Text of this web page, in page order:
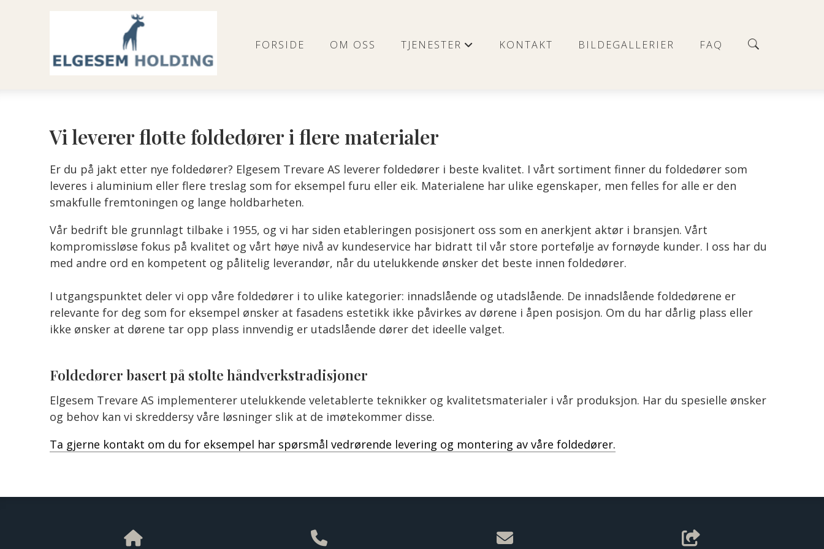
FORSIDE OM OSS TJENESTER KONTAKT BILDEGALLERIER FAQ
Vi leverer flotte foldedører i flere materialer
Er du på jakt etter nye foldedører? Elgesem Trevare AS leverer foldedører i beste kvalitet. I vårt sortiment finner du foldedører som
leveres i aluminium eller flere treslag som for eksempel furu eller eik. Materialene har ulike egenskaper, men felles for alle er den
smakfulle fremtoningen og lange holdbarheten.
Vår bedrift ble grunnlagt tilbake i 1955, og vi har siden etableringen posisjonert oss som en anerkjent aktør i bransjen. Vårt
kompromissløse fokus på kvalitet og vårt høye nivå av kundeservice har bidratt til vår store portefølje av fornøyde kunder. I oss har du
med andre ord en kompetent og pålitelig leverandør, når du utelukkende ønsker det beste innen foldedører.
I utgangspunktet deler vi opp våre foldedører i to ulike kategorier: innadslående og utadslående. De innadslående foldedørene er
relevante for deg som for eksempel ønsker at fasadens estetikk ikke påvirkes av dørene i åpen posisjon. Om du har dårlig plass eller
ikke ønsker at dørene tar opp plass innvendig er utadslående dører det ideelle valget.
Foldedører basert på stolte håndverkstradisjoner
Elgesem Trevare AS implementerer utelukkende veletablerte teknikker og kvalitetsmaterialer i vår produksjon. Har du spesielle ønsker
og behov kan vi skreddersy våre løsninger slik at de imøtekommer disse.
Ta gjerne kontakt om du for eksempel har spørsmål vedrørende levering og montering av våre foldedører.